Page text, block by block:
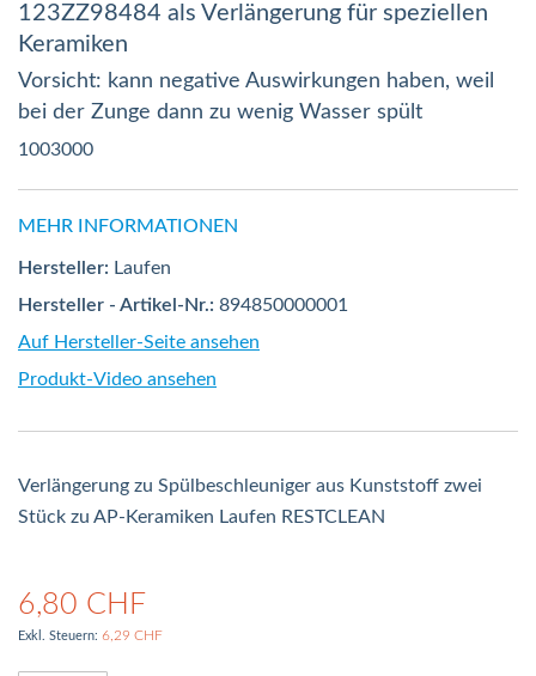
123ZZ98484 als Verlängerung für speziellen
Keramiken
Vorsicht: kann negative Auswirkungen haben, weil
bei der Zunge dann zu wenig Wasser spült
1003000
MEHR INFORMATIONEN
Hersteller: Laufen
Hersteller - Artikel-Nr.: 894850000001
Auf Hersteller-Seite ansehen
Produkt-Video ansehen
Verlängerung zu Spülbeschleuniger aus Kunststoff zwei
Stück zu AP-Keramiken Laufen RESTCLEAN
6,80 CHF
6,29 CHF